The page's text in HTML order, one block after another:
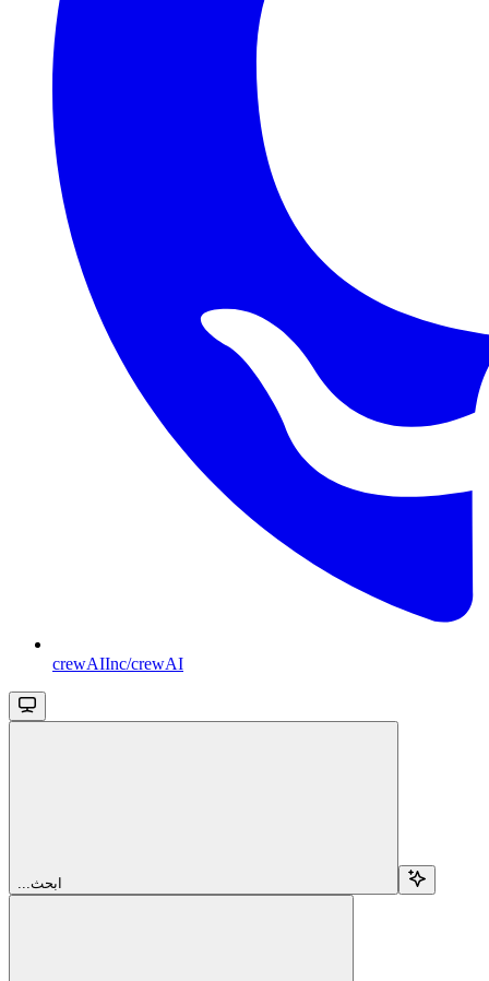
crewAIInc/crewAI
...ابحث